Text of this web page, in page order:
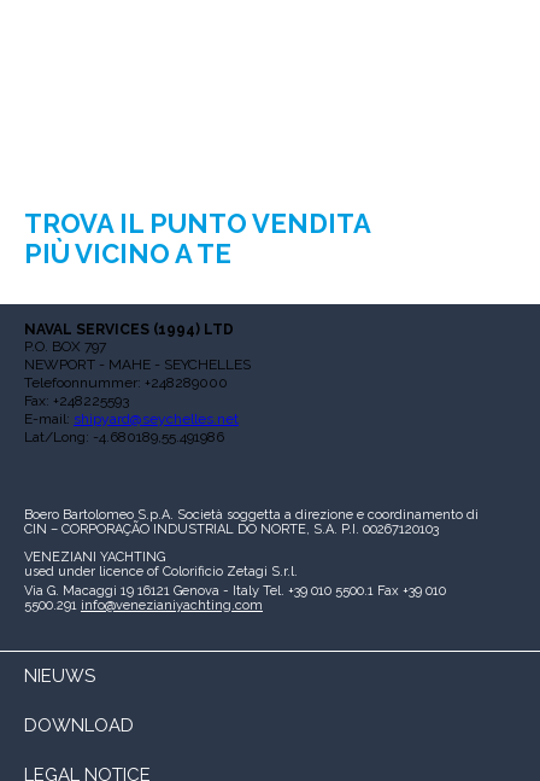
TROVA IL PUNTO VENDITA
PIÙ VICINO A TE
NAVAL SERVICES (1994) LTD
P.O. BOX 797
NEWPORT - MAHE - SEYCHELLES
Telefoonnummer: +248289000
Fax: +248225593
E-mail: shipyard@seychelles.net
Lat/Long: -4.680189,55.491986
Boero Bartolomeo S.p.A. Società soggetta a direzione e coordinamento di
CIN – CORPORAÇÃO INDUSTRIAL DO NORTE, S.A. P.I. 00267120103
VENEZIANI YACHTING
used under licence of Colorificio Zetagi S.r.l.
Via G. Macaggi 19 16121 Genova - Italy Tel. +39 010 5500.1 Fax +39 010
5500.291 info@venezianiyachting.com
NIEUWS
DOWNLOAD
LEGAL NOTICE